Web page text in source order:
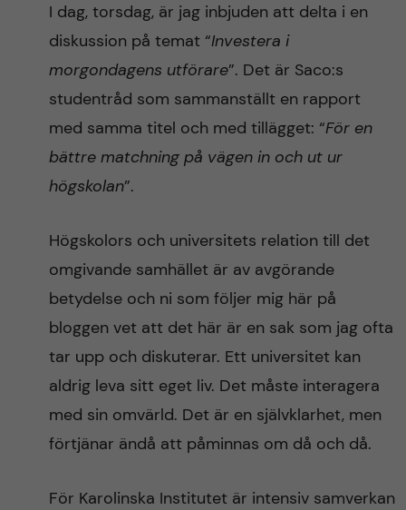
a
c
h
f
e
l
d
n
u
I dag, torsdag, är jag inbjuden att delta i en
diskussion på temat “Investera i
morgondagens utförare”. Det är Saco:s
studentråd som sammanställt en rapport
med samma titel och med tillägget: “För en
bättre matchning på vägen in och ut ur
högskolan”.
Högskolors och universitets relation till det
omgivande samhället är av avgörande
betydelse och ni som följer mig här på
bloggen vet att det här är en sak som jag ofta
tar upp och diskuterar. Ett universitet kan
aldrig leva sitt eget liv. Det måste interagera
med sin omvärld. Det är en självklarhet, men
förtjänar ändå att påminnas om då och då.
För Karolinska Institutet är intensiv samverkan